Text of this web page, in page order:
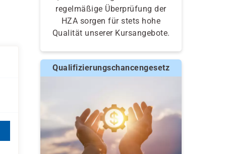
regelmäßige Überprüfung der
HZA sorgen für stets hohe
Qualität unserer Kursangebote.
Qualifizierungschancengesetz